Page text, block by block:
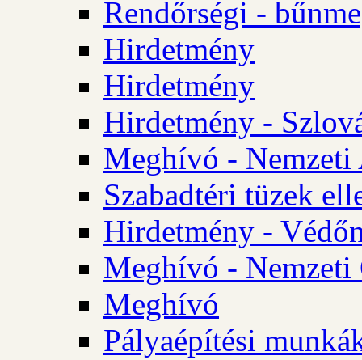
Rendőrségi -
Hirdetmény
Hirdetmény
Hirdetmény -
Meghívó - Nemzeti
Szabadtéri tüzek
Hirdetmény -
Meghívó - Nemzeti
Meghívó
Pályaépítési